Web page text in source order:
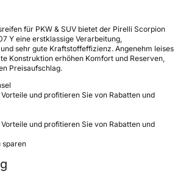
für PKW & SUV bietet der Pirelli Scorpion
Y eine erstklassige Verarbeitung,
sehr gute Kraftstoffeffizienz. Angenehm leises
Konstruktion erhöhen Komfort und Reserven,
Preisaufschlag.
und profitieren Sie von Rabatten und
und profitieren Sie von Rabatten und
sparen